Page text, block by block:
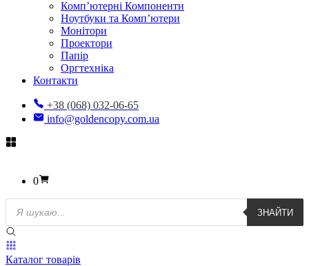
Комп’ютерні Компоненти
Ноутбуки та Комп’ютери
Монітори
Проектори
Папір
Оргтехніка
Контакти
+38 (068) 032-06-65
info@goldencopy.com.ua
0
Пошук
товарів
ЗНАЙТИ
Каталог товарів